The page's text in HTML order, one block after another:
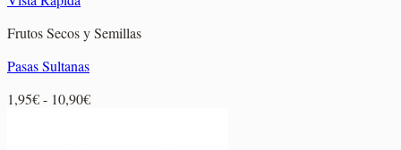
Frutos Secos y Semillas
Pasas Sultanas
1,95€- 10,90€Rango